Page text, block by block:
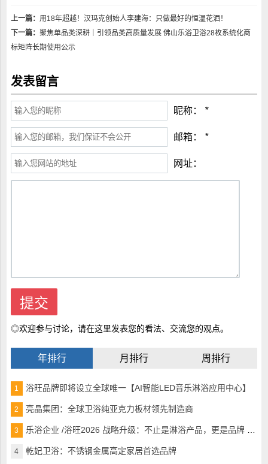
上一篇： 用18年超越！汉玛克创始人李建海：只做最好的恒温花洒！
下一篇： 聚焦单品类深耕｜引领品类高质量发展 佛山乐浴卫浴28枚系统化商
标矩阵长期使用公示
发表留言
昵称： *
邮箱： *
网址：
◎欢迎参与讨论，请在这里发表您的看法、交流您的观点。
年排行 月排行 周排行
1 浴旺品牌即将设立全球唯一【AI智能LED音乐淋浴应用中心】
2 亮晶集团：全球卫浴纯亚克力板材领先制造商
3 乐浴企业 /浴旺2026 战略升级：不止是淋浴产品，更是品牌 + 生活方式的引领者
4 乾妃卫浴：不锈钢金属高定家居首选品牌